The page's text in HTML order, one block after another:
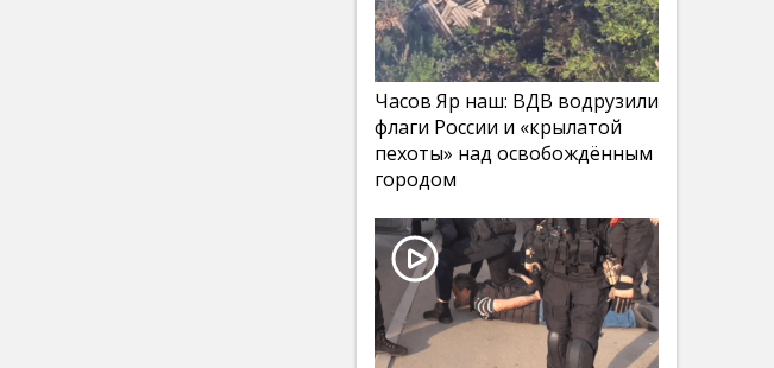
Часов Яр наш: ВДВ водрузили
флаги России и «крылатой
пехоты» над освобождённым
городом